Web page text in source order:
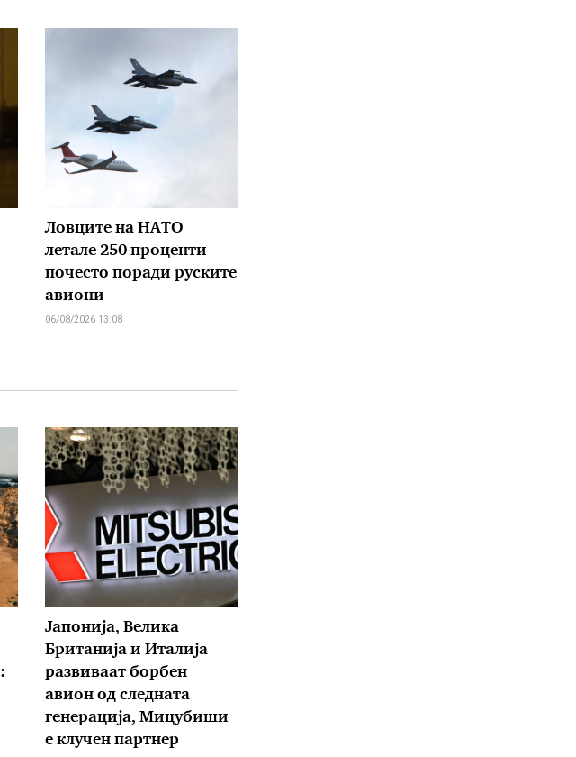
Ловците на НАТО
летале 250 проценти
почесто поради руските
авиони
06/08/2026 13:08
Јапонија, Велика
Британија и Италија
развиваат борбен
авион од следната
генерација, Мицубиши
е клучен партнер